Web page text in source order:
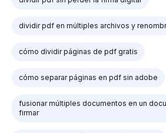
dividir pdf en múltiples archivos y
cómo dividir páginas de pdf gratis
cómo separar páginas en pdf sin adobe
fusionar múltiples documentos en un
firmar